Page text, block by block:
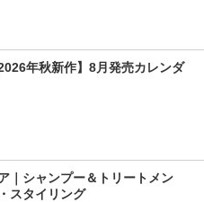
年秋新作】8月発売カレンダ
｜シャンプー＆トリートメン
スタイリング